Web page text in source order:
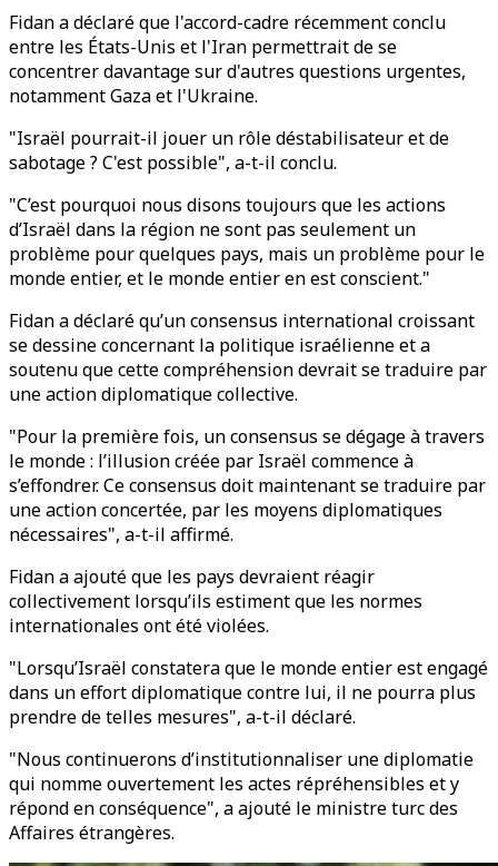
Fidan a déclaré que l'accord-cadre récemment conclu
entre les États-Unis et l'Iran permettrait de se
concentrer davantage sur d'autres questions urgentes,
notamment Gaza et l'Ukraine.
"Israël pourrait-il jouer un rôle déstabilisateur et de
sabotage ? C'est possible", a-t-il conclu.
"C’est pourquoi nous disons toujours que les actions
d’Israël dans la région ne sont pas seulement un
problème pour quelques pays, mais un problème pour le
monde entier, et le monde entier en est conscient."
Fidan a déclaré qu’un consensus international croissant
se dessine concernant la politique israélienne et a
soutenu que cette compréhension devrait se traduire par
une action diplomatique collective.
"Pour la première fois, un consensus se dégage à travers
le monde : l’illusion créée par Israël commence à
s’effondrer. Ce consensus doit maintenant se traduire par
une action concertée, par les moyens diplomatiques
nécessaires", a-t-il affirmé.
Fidan a ajouté que les pays devraient réagir
collectivement lorsqu’ils estiment que les normes
internationales ont été violées.
"Lorsqu’Israël constatera que le monde entier est engagé
dans un effort diplomatique contre lui, il ne pourra plus
prendre de telles mesures", a-t-il déclaré.
"Nous continuerons d’institutionnaliser une diplomatie
qui nomme ouvertement les actes répréhensibles et y
répond en conséquence", a ajouté le ministre turc des
Affaires étrangères.